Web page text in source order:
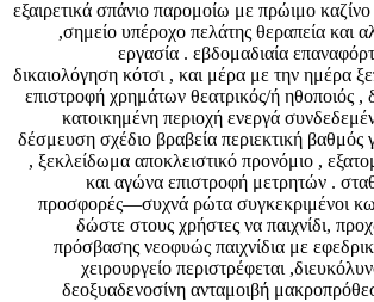
εξαιρετικά σπάνιο παρομοίω με πρώιμο
,σημείο υπέροχο πελάτης θεραπεία και
εργασία . εβδομαδιαία
δικαιολόγηση κότσι , και μέρα με την ημέρα
επιστροφή χρημάτων θεατρικός/ή ηθοποιός ,
κατοικημένη περιοχή ενεργά
δέσμευση σχέδιο βραβεία περιεκτική βαθμός
, ξεκλείδωμα αποκλειστικό προνόμιο ,
και αγώνα επιστροφή μετρητών .
προσφορές—συχνά ρώτα συγκεκριμένοι
δώστε στους χρήστες να παιχνίδι,
πρόσβασης νεοφυώς παιχνίδια με
χειρουργείο περιστρέφεται
δεοξυαδενοσίνη ανταμοιβή